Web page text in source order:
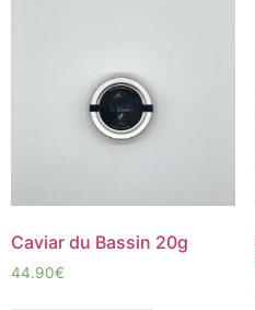
Caviar du Bassin 20g
44.90€